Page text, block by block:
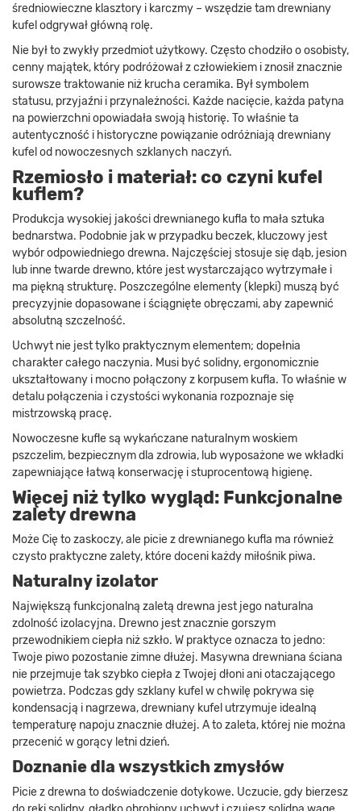
średniowieczne klasztory i karczmy – wszędzie tam drewniany
kufel odgrywał główną rolę.
Nie był to zwykły przedmiot użytkowy. Często chodziło o osobisty,
cenny majątek, który podróżował z człowiekiem i znosił znacznie
surowsze traktowanie niż krucha ceramika. Był symbolem
statusu, przyjaźni i przynależności. Każde nacięcie, każda patyna
na powierzchni opowiadała swoją historię. To właśnie ta
autentyczność i historyczne powiązanie odróżniają drewniany
kufel od nowoczesnych szklanych naczyń.
Rzemiosło i materiał: co czyni kufel
kuflem?
Produkcja wysokiej jakości drewnianego kufla to mała sztuka
bednarstwa. Podobnie jak w przypadku beczek, kluczowy jest
wybór odpowiedniego drewna. Najczęściej stosuje się dąb, jesion
lub inne twarde drewno, które jest wystarczająco wytrzymałe i
ma piękną strukturę. Poszczególne elementy (klepki) muszą być
precyzyjnie dopasowane i ściągnięte obręczami, aby zapewnić
absolutną szczelność.
Uchwyt nie jest tylko praktycznym elementem; dopełnia
charakter całego naczynia. Musi być solidny, ergonomicznie
ukształtowany i mocno połączony z korpusem kufla. To właśnie w
detalu połączenia i czystości wykonania rozpoznaje się
mistrzowską pracę.
Nowoczesne kufle są wykańczane naturalnym woskiem
pszczelim, bezpiecznym dla zdrowia, lub wyposażone we wkładki
zapewniające łatwą konserwację i stuprocentową higienę.
Więcej niż tylko wygląd: Funkcjonalne
zalety drewna
Może Cię to zaskoczy, ale picie z drewnianego kufla ma również
czysto praktyczne zalety, które doceni każdy miłośnik piwa.
Naturalny izolator
Największą funkcjonalną zaletą drewna jest jego naturalna
zdolność izolacyjna. Drewno jest znacznie gorszym
przewodnikiem ciepła niż szkło. W praktyce oznacza to jedno:
Twoje piwo pozostanie zimne dłużej. Masywna drewniana ściana
nie przejmuje tak szybko ciepła z Twojej dłoni ani otaczającego
powietrza. Podczas gdy szklany kufel w chwilę pokrywa się
kondensacją i nagrzewa, drewniany kufel utrzymuje idealną
temperaturę napoju znacznie dłużej. A to zaleta, której nie można
przecenić w gorący letni dzień.
Doznanie dla wszystkich zmysłów
Picie z drewna to doświadczenie dotykowe. Uczucie, gdy bierzesz